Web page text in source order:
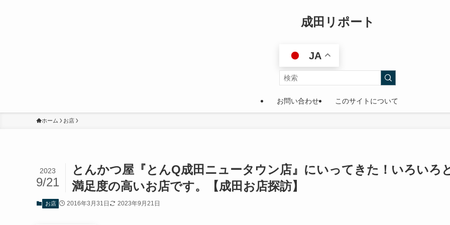
成田リポート
お問い合わせ このサイトについて
JA
ホーム お店
とんかつ屋『とんQ成田ニュータウン店』にいってきた！いろいろ
満足度の高いお店です。【成田お店探訪】
2023
9/21
お店 2016年3月31日 2023年9月21日